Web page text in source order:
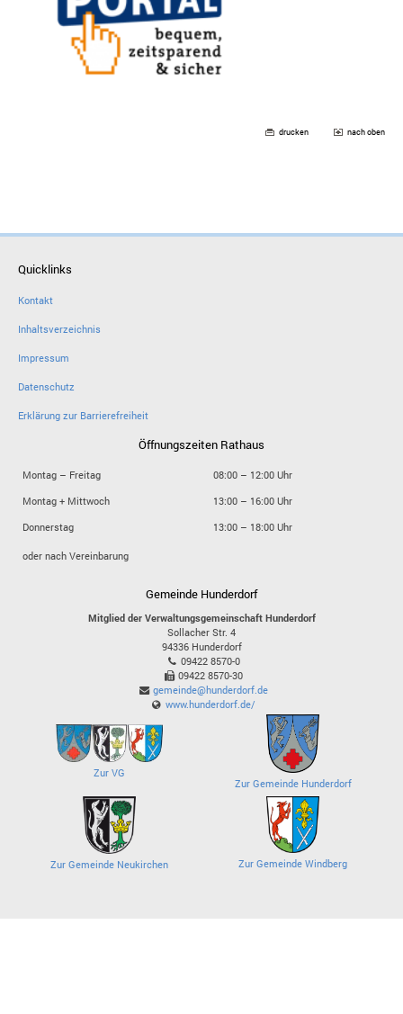
drucken nach oben
Quicklinks
Kontakt
Inhaltsverzeichnis
Impressum
Datenschutz
Erklärung zur Barrierefreiheit
Öffnungszeiten Rathaus
Montag – Freitag
08:00 – 12:00 Uhr
Montag + Mittwoch
13:00 – 16:00 Uhr
Donnerstag
13:00 – 18:00 Uhr
oder nach Vereinbarung
Gemeinde Hunderdorf
Mitglied der Verwaltungsgemeinschaft Hunderdorf
Sollacher Str. 4
94336 Hunderdorf
09422 8570-0
09422 8570-30
gemeinde@hunderdorf.de
www.hunderdorf.de/
Zur VG
Zur Gemeinde Hunderdorf
Zur Gemeinde Neukirchen Zur Gemeinde Windberg